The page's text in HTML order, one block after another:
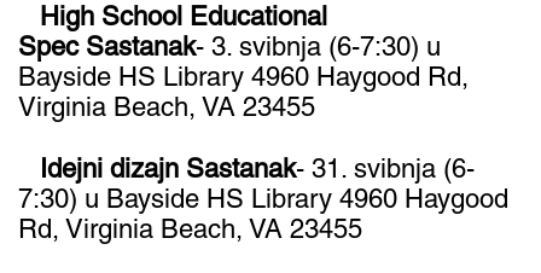
High School Educational
Spec Sastanak- ​3. svibnja (6-7:30) u
Bayside HS Library 4960 Haygood Rd,
Virginia Beach, VA 23455
Idejni dizajn Sastanak- 31. svibnja (6-
7:30) u Bayside HS Library 4960 Haygood
Rd, Virginia Beach, VA 23455